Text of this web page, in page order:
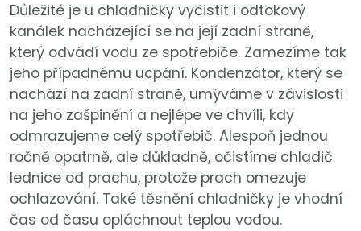
Důležité je u chladničky vyčistit i odtokový
kanálek nacházející se na její zadní straně,
který odvádí vodu ze spotřebiče. Zamezíme tak
jeho případnému ucpání. Kondenzátor, který se
nachází na zadní straně, umýváme v závislosti
na jeho zašpinění a nejlépe ve chvíli, kdy
odmrazujeme celý spotřebič. Alespoň jednou
ročně opatrně, ale důkladně, očistíme chladič
lednice od prachu, protože prach omezuje
ochlazování. Také těsnění chladničky je vhodní
čas od času opláchnout teplou vodou.